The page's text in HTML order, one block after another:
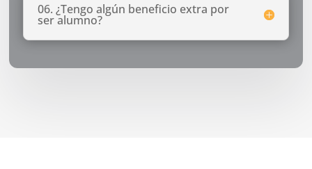
06. ¿Tengo algún beneficio extra por
ser alumno?